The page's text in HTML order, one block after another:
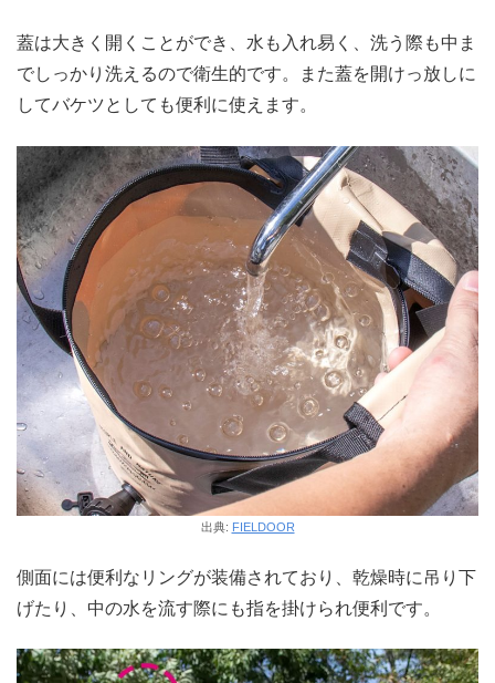
蓋は大きく開くことができ、水も入れ易く、洗う際も中ま
でしっかり洗えるので衛生的です。また蓋を開けっ放しに
してバケツとしても便利に使えます。
出典: FIELDOOR
側面には便利なリングが装備されており、乾燥時に吊り下
げたり、中の水を流す際にも指を掛けられ便利です。